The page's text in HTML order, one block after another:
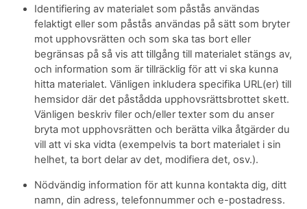
Identifiering av materialet som påstås användas
felaktigt eller som påstås användas på sätt som bryter
mot upphovsrätten och som ska tas bort eller
begränsas på så vis att tillgång till materialet stängs av,
och information som är tillräcklig för att vi ska kunna
hitta materialet. Vänligen inkludera specifika URL(er) till
hemsidor där det påstådda upphovsrättsbrottet skett.
Vänligen beskriv filer och/eller texter som du anser
bryta mot upphovsrätten och berätta vilka åtgärder du
vill att vi ska vidta (exempelvis ta bort materialet i sin
helhet, ta bort delar av det, modifiera det, osv.).
Nödvändig information för att kunna kontakta dig, ditt
namn, din adress, telefonnummer och e-postadress.